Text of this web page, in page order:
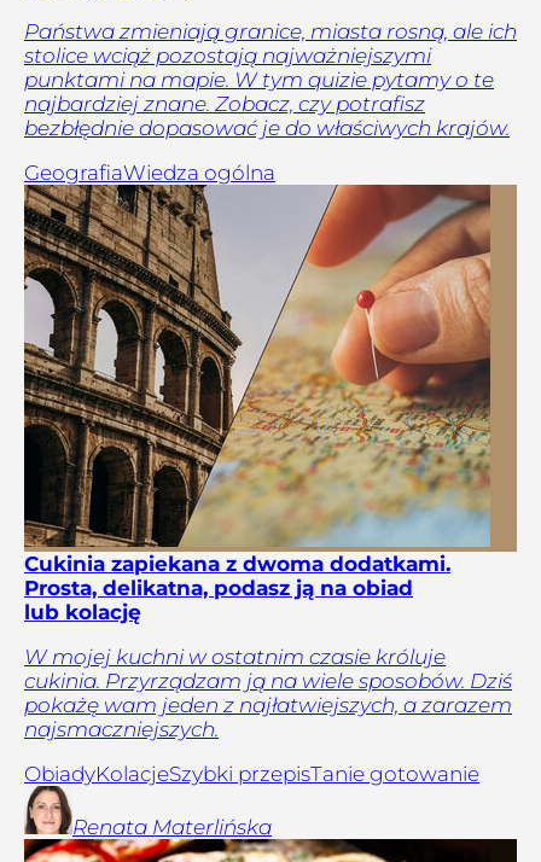
Państwa zmieniają granice, miasta rosną, ale ich
stolice wciąż pozostają najważniejszymi
punktami na mapie. W tym quizie pytamy o te
najbardziej znane. Zobacz, czy potrafisz
bezbłędnie dopasować je do właściwych krajów.
GeografiaWiedza ogólna
Cukinia zapiekana z dwoma dodatkami.
Prosta, delikatna, podasz ją na obiad
lub kolację
W mojej kuchni w ostatnim czasie króluje
cukinia. Przyrządzam ją na wiele sposobów. Dziś
pokażę wam jeden z najłatwiejszych, a zarazem
najsmaczniejszych.
ObiadyKolacjeSzybki przepisTanie gotowanie
Renata Materlińska